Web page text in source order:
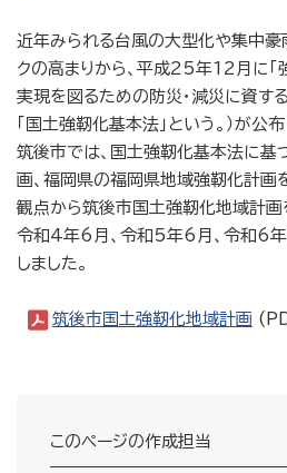
近年みられる台風の大型化や集中豪
クの高まりから、平成25年12月に「
実現を図るための防災・減災に資す
「国土強靭化基本法」という。）が公
筑後市では、国土強靭化基本法に基
画、福岡県の福岡県地域強靭化計画
観点から筑後市国土強靭化地域計画
令和4年6月、令和5年6月、令和6
しました。
筑後市国土強靭化地域計画
このページの作成担当